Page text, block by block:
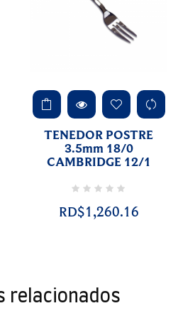
TENEDOR POSTRE
3.5mm 18/0
CAMBRIDGE 12/1
RD$1,260.16
relacionados